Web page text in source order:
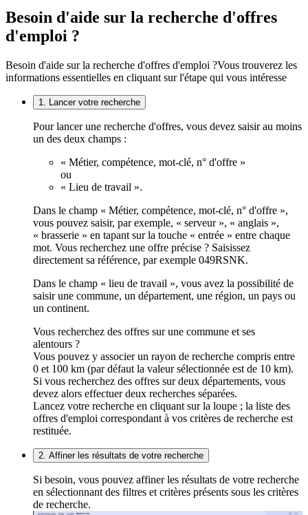
Besoin d'aide sur la recherche d'offres
d'emploi ?
Besoin d'aide sur la recherche d'offres d'emploi ?Vous trouverez les
informations essentielles en cliquant sur l'étape qui vous intéresse
1. Lancer votre recherche
Pour lancer une recherche d'offres, vous devez saisir au moins
un des deux champs :
« Métier, compétence, mot-clé, n° d'offre »
ou
« Lieu de travail ».
Dans le champ « Métier, compétence, mot-clé, n° d'offre »,
vous pouvez saisir, par exemple, « serveur », « anglais »,
« brasserie » en tapant sur la touche « entrée » entre chaque
mot. Vous recherchez une offre précise ? Saisissez
directement sa référence, par exemple 049RSNK.
Dans le champ « lieu de travail », vous avez la possibilité de
saisir une commune, un département, une région, un pays ou
un continent.
Vous recherchez des offres sur une commune et ses
alentours ?
Vous pouvez y associer un rayon de recherche compris entre
0 et 100 km (par défaut la valeur sélectionnée est de 10 km).
Si vous recherchez des offres sur deux départements, vous
devez alors effectuer deux recherches séparées.
Lancez votre recherche en cliquant sur la loupe ; la liste des
offres d'emploi correspondant à vos critères de recherche est
restituée.
2. Affiner les résultats de votre recherche
Si besoin, vous pouvez affiner les résultats de votre recherche
en sélectionnant des filtres et critères présents sous les critères
de recherche.